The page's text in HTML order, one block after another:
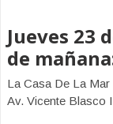
Jueves 23
de
La Casa De La Mar
Av. Vicente Blasco